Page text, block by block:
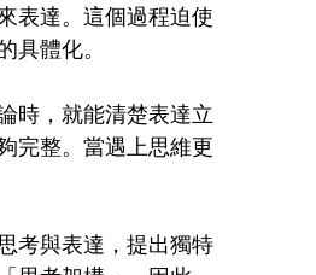
表達。這個過程迫使
體化。
時，就能清楚表達立
完整。當遇上思維更
考與表達，提出獨特